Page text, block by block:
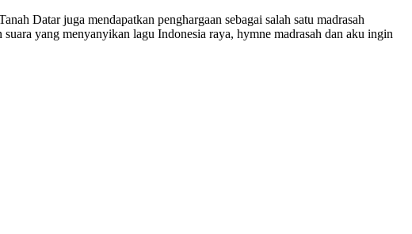
Datar juga mendapatkan penghargaan sebagai salah satu madrasah
yang menyanyikan lagu Indonesia raya, hymne madrasah dan aku ingin